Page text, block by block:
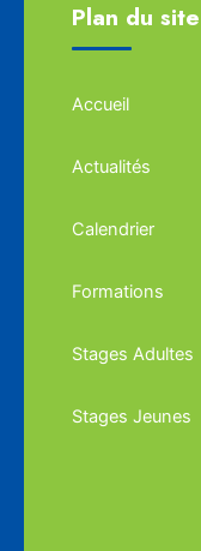
Plan du site
Accueil
Actualités
Calendrier
Formations
Stages Adultes
Stages Jeunes